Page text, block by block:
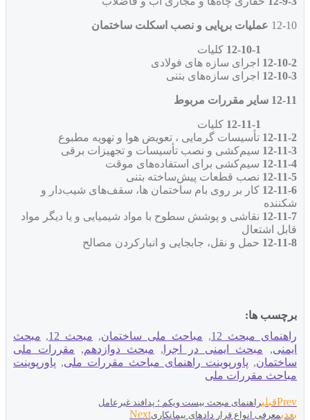
12-10 عملیات برپایی و نصب اسکلت ساختمان
12-10-1 کلیات
12-10-2 اجرای سازه های فولادی
12-10-3 اجرای سازه‌های بتنی
12-11 سایر مقررات مربوط
12-11-1 کلیات
12-11-2 تأسیسات گرمایی ، تعویض هوا و تهویه مطبوع
12-11-3 سیم‌کشی و نصب تأسیسات و تجهیزات برقی
12-11-4 سیم‌کشی برای استفاده‌های موقت
12-11-5 نصب قطعات پیش‌ساخته بتنی
12-11-6 کار بر روی بام ساختمان ها، سقف‌های شیب‌دار و
شکننده
12-11-7 نقاشی و پوشش سطوح با مواد شیمیایی و یا دیگر مواد
قابل اشتعال
12-11-8 حمل و نقل، جابجایی و انبارکردن مصالح
برچسب ها:
راهنمای مبحث 12
, مباحث ملی ساختمان, مبحث 12 , مبحث
ایمنی, مبحث ایمنی در اجرا , مبحث دوازدهم, مقررات ملی
ساختمان, پاورپوینت راهنمای مباحث مقررات ملی, پاورپوینت
مباحث مقررات ملی
Prevقبلیراهنمای مبحث بیست ویکم ؛ پدافند غیرعامل
بعدیمعرفی انواع قرار دادهای پیمانکاریNext